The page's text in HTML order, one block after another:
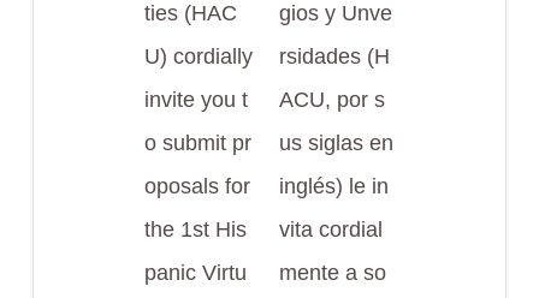
ties (HAC
U) cordially
invite you t
o submit pr
oposals for
the 1st His
panic Virtu
gios y Unve
rsidades (H
ACU, por s
us siglas en
inglés) le in
vita cordial
mente a so